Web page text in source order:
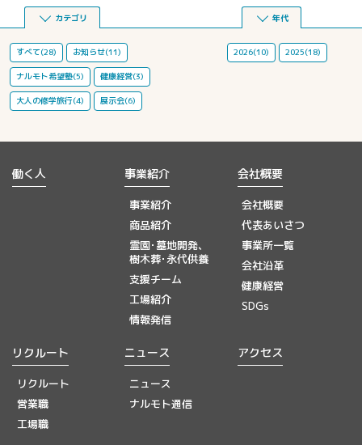
カテゴリ
すべて(28) お知らせ(11)
ナルモト希望塾(5) 健康経営(3)
大人の修学旅行(4) 展示会(6)
年代
2026(10) 2025(18)
働く人 事業紹介
事業紹介
商品紹介
霊園･墓地開発、
樹木葬･永代供養
支援チーム
工場紹介
情報発信
会社概要
会社概要
代表あいさつ
事業所一覧
会社沿革
健康経営
SDGs
リクルート
リクルート
営業職
工場職
ニュース
ニュース
ナルモト通信
アクセス